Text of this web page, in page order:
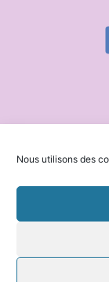
Nous utilisons des
Copyright © 2026